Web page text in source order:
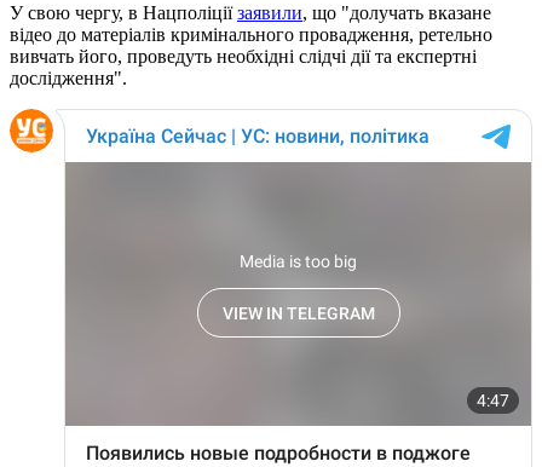
У свою чергу, в Нацполіціїзаявили, що "долучать вказане
відео до матеріалів кримінального провадження, ретельно
вивчать його, проведуть необхідні слідчі дії та експертні
дослідження".